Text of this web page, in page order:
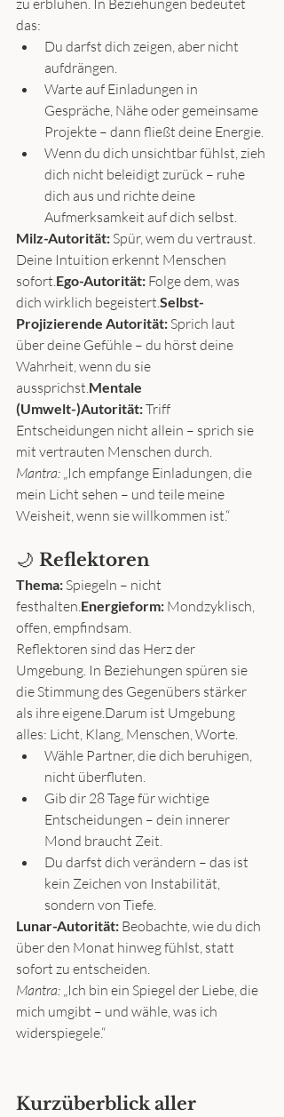
zu erblühen. In Beziehungen bedeutet
das:
Du darfst dich zeigen, aber nicht
aufdrängen.
Warte auf Einladungen in
Gespräche, Nähe oder gemeinsame
Projekte – dann fließt deine Energie.
Wenn du dich unsichtbar fühlst, zieh
dich nicht beleidigt zurück – ruhe
dich aus und richte deine
Aufmerksamkeit auf dich selbst.
Milz-Autorität: Spür, wem du vertraust.
Deine Intuition erkennt Menschen
sofort.Ego-Autorität: Folge dem, was
dich wirklich begeistert.Selbst-
Projizierende Autorität: Sprich laut
über deine Gefühle – du hörst deine
Wahrheit, wenn du sie
aussprichst.Mentale
(Umwelt-)Autorität: Triff
Entscheidungen nicht allein – sprich sie
mit vertrauten Menschen durch.
Mantra: „Ich empfange Einladungen, die
mein Licht sehen – und teile meine
Weisheit, wenn sie willkommen ist.“
🌙 Reflektoren
Thema: Spiegeln – nicht
festhalten.Energieform: Mondzyklisch,
offen, empfindsam.
Reflektoren sind das Herz der
Umgebung. In Beziehungen spüren sie
die Stimmung des Gegenübers stärker
als ihre eigene.Darum ist Umgebung
alles: Licht, Klang, Menschen, Worte.
Wähle Partner, die dich beruhigen,
nicht überfluten.
Gib dir 28 Tage für wichtige
Entscheidungen – dein innerer
Mond braucht Zeit.
Du darfst dich verändern – das ist
kein Zeichen von Instabilität,
sondern von Tiefe.
Lunar-Autorität: Beobachte, wie du dich
über den Monat hinweg fühlst, statt
sofort zu entscheiden.
Mantra: „Ich bin ein Spiegel der Liebe, die
mich umgibt – und wähle, was ich
widerspiegele.“
Kurzüberblick aller